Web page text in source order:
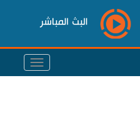
البث المباشر